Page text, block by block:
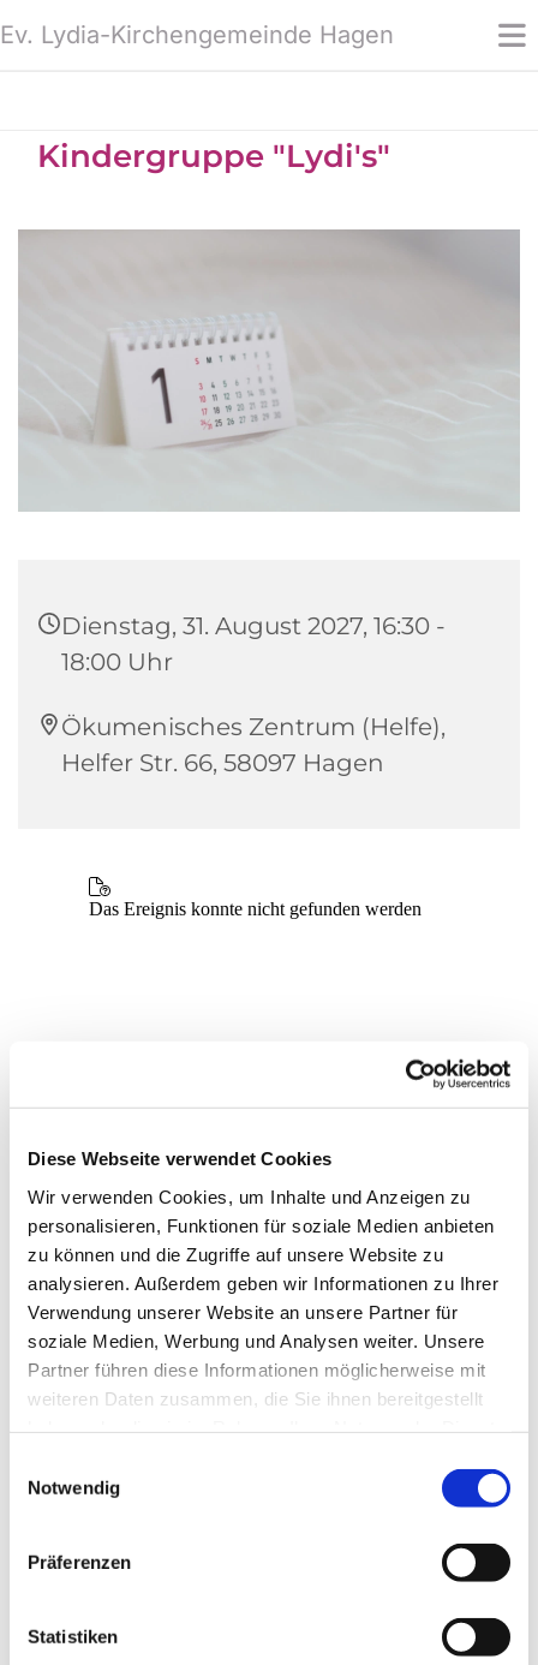
Diese Webseite verwendet Cookies
Wir verwenden Cookies, um Inhalte und Anzeigen zu
personalisieren, Funktionen für soziale Medien anbieten
zu können und die Zugriffe auf unsere Website zu
analysieren. Außerdem geben wir Informationen zu Ihrer
Verwendung unserer Website an unsere Partner für
soziale Medien, Werbung und Analysen weiter. Unsere
Partner führen diese Informationen möglicherweise mit
weiteren Daten zusammen, die Sie ihnen bereitgestellt
Notwendig
Präferenzen
Statistiken
Ev. Lydia-Kirchengemeinde Hagen
Kindergruppe "Lydi's"
Dienstag, 31. August 2027, 16:30 -
18:00 Uhr
Ökumenisches Zentrum (Helfe),
Helfer Str. 66, 58097 Hagen
Dies könnte Sie auch
interessieren